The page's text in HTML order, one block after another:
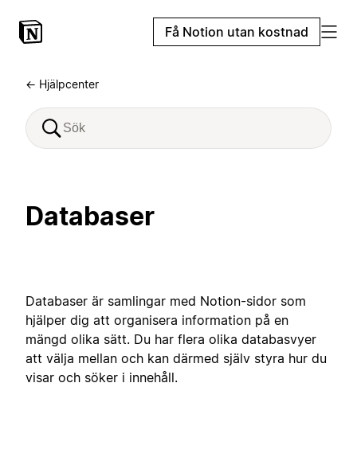
Få Notion utan kostnad
← Hjälpcenter
Databaser
Databaser är samlingar med Notion-sidor som
hjälper dig att organisera information på en
mängd olika sätt. Du har flera olika databasvyer
att välja mellan och kan därmed själv styra hur du
visar och söker i innehåll.